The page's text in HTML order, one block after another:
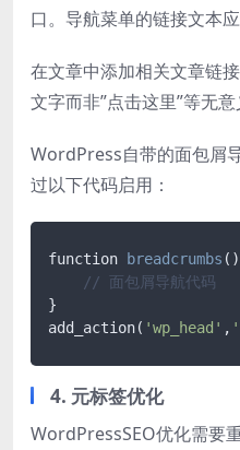
口。导航菜单的链接文本
在文章中添加相关文章链
文字而非”点击这里”等无意
WordPress自带的面包屑
过以下代码启用：
function breadcrumbs ()
// 面包屑导航代码
}
add_action( 'wp_head' ,
4. 元标签优化
WordPressSEO优化需要